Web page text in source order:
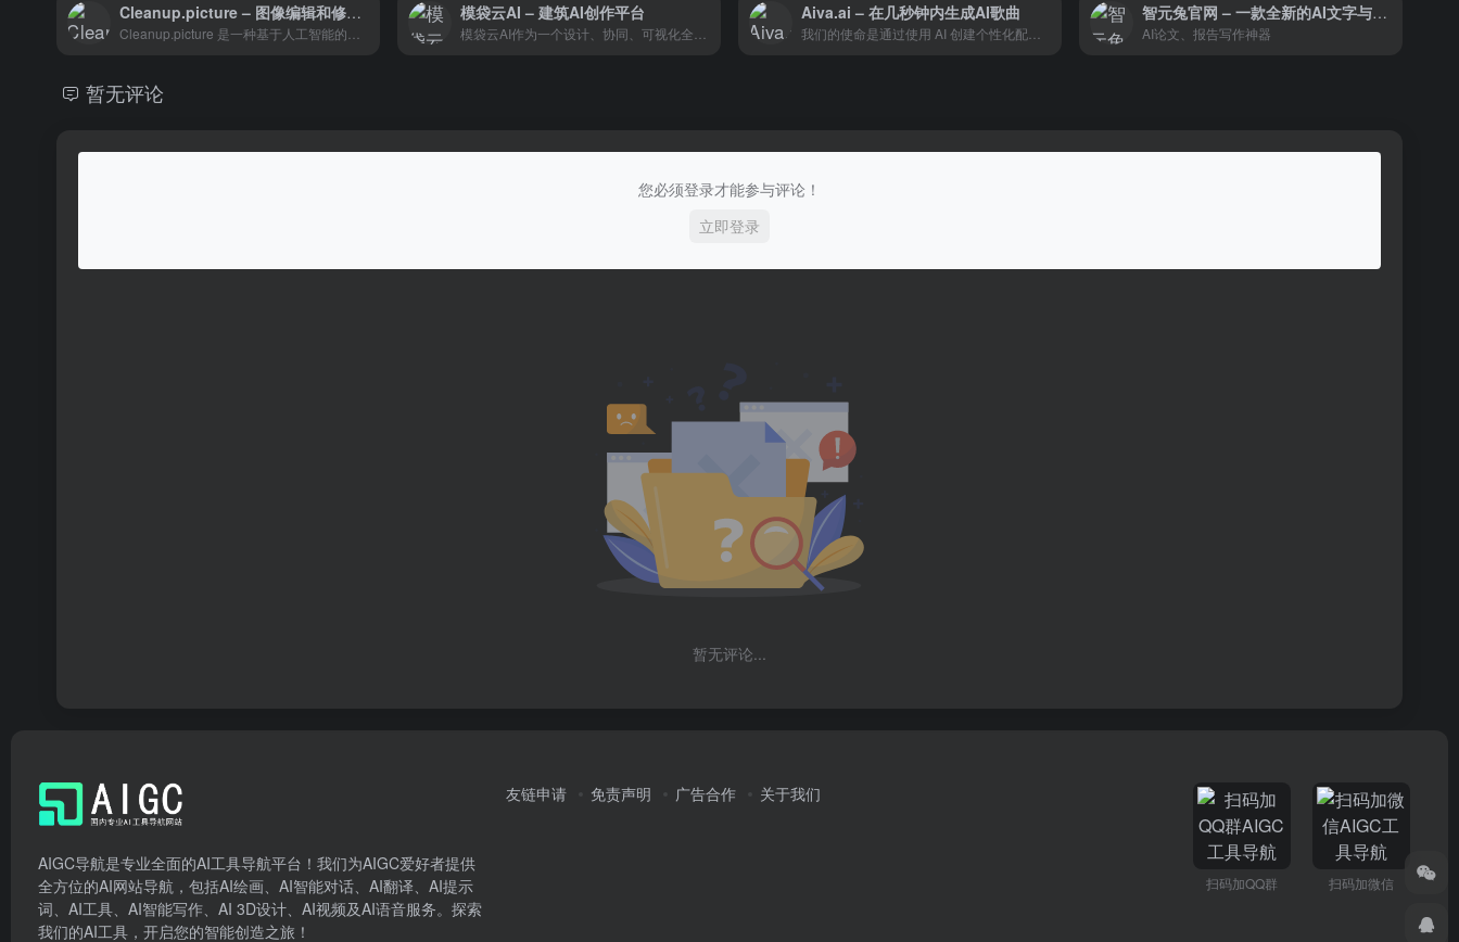
Cleanup.picture – 图像编辑和修复工具 模袋云AI – 建筑AI创作平台 Aiva.ai – 在几秒钟内生成AI歌曲 智元兔官网 – 一款全新的AI文字与设计工具
AI论文、报告写作神器
暂无评论
您必须登录才能参与评论！
立即登录
暂无评论...
AIGC导航是专业全面的AI工具导航平台！我们为AIGC爱好者提供
全方位的AI网站导航，包括AI绘画、AI智能对话、AI翻译、AI提示
词、AI工具、AI智能写作、AI 3D设计、AI视频及AI语音服务。探索
我们的AI工具，开启您的智能创造之旅！
友链申请 免责声明 广告合作 关于我们
扫码加QQ群 扫码加微信